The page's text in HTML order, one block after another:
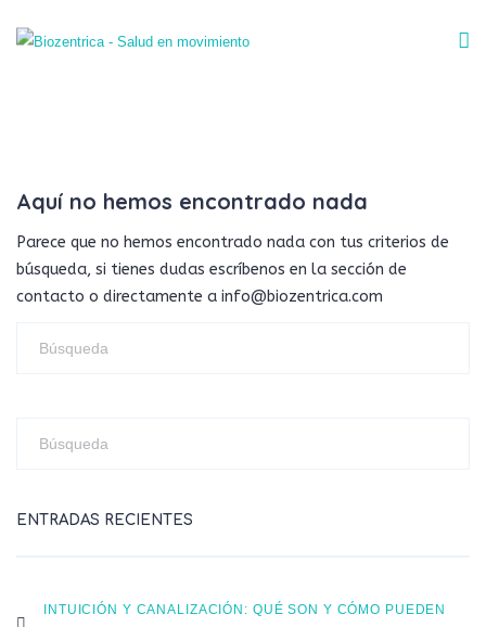
Aquí no hemos encontrado nada
Parece que no hemos encontrado nada con tus criterios de
búsqueda, si tienes dudas escríbenos en la sección de
contacto o directamente a info@biozentrica.com
ENTRADAS RECIENTES
INTUICIÓN Y CANALIZACIÓN: QUÉ SON Y CÓMO PUEDEN